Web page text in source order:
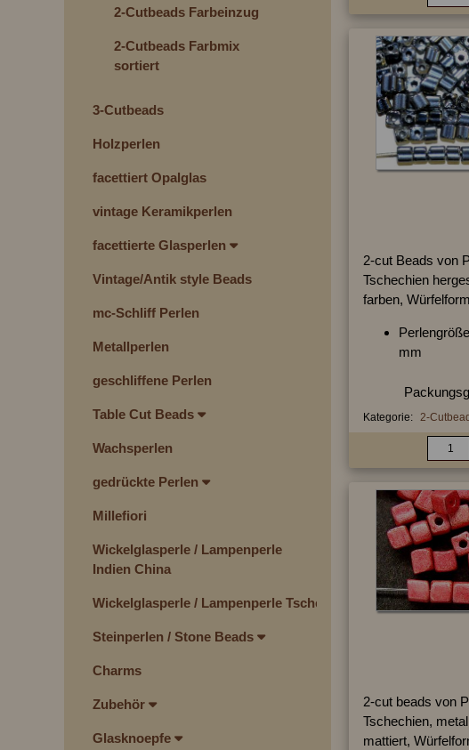
2-Cutbeads Farbeinzug
2-Cutbeads Farbmix
sortiert
3-Cutbeads
Holzperlen
facettiert Opalglas
vintage Keramikperlen
facettierte Glasperlen
Vintage/Antik style Beads
mc-Schliff Perlen
Metallperlen
geschliffene Perlen
Table Cut Beads
Wachsperlen
gedrückte Perlen
Millefiori
Wickelglasperle / Lampenperle
Indien China
Wickelglasperle / Lampenperle Tschechien
Steinperlen / Stone Beads
Charms
Zubehör
Glasknoepfe
2-cut Beads von
Tschechien
farben, Würfelform
mm
Kategorie: 2-
2-cut beads von
Tschechien,
mattiert,